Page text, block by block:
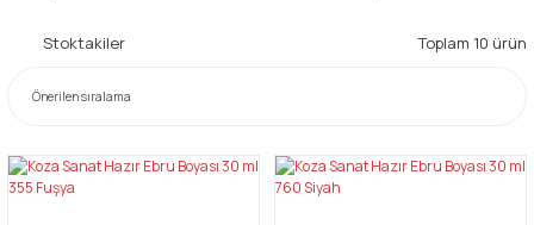
Stoktakiler Toplam 10 ürün